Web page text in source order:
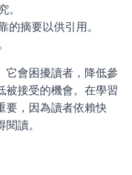
。
的摘要以供引用。
它會困擾讀者，降低參
被接受的機會。在學習
要，因為讀者依賴快
讀。